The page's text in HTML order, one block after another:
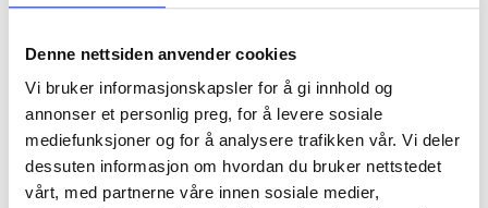
Denne nettsiden anvender cookies
Vi bruker informasjonskapsler for å gi innhold og
annonser et personlig preg, for å levere sosiale
mediefunksjoner og for å analysere trafikken vår. Vi deler
dessuten informasjon om hvordan du bruker nettstedet
vårt, med partnerne våre innen sosiale medier,